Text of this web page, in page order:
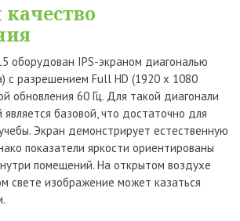
оборудован IPS-экраном диагональю
с разрешением Full HD (1920 x 1080
обновления 60 Гц. Для такой диагонали
является базовой, что достаточно для
Экран демонстрирует естественную
показатели яркости ориентированы
помещений. На открытом воздухе
свете изображение может казаться